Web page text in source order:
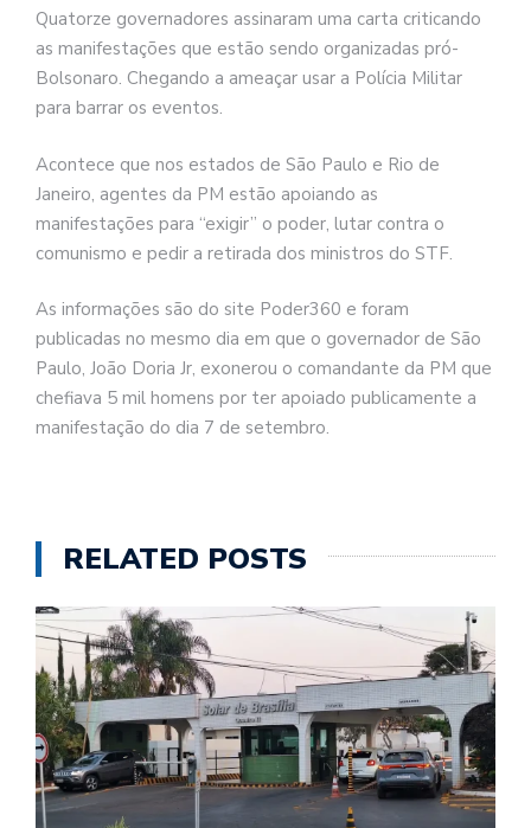
Quatorze governadores assinaram uma carta criticando
as manifestações que estão sendo organizadas pró-
Bolsonaro. Chegando a ameaçar usar a Polícia Militar
para barrar os eventos.
Acontece que nos estados de São Paulo e Rio de
Janeiro, agentes da PM estão apoiando as
manifestações para “exigir” o poder, lutar contra o
comunismo e pedir a retirada dos ministros do STF.
As informações são do site Poder360 e foram
publicadas no mesmo dia em que o governador de São
Paulo, João Doria Jr, exonerou o comandante da PM que
chefiava 5 mil homens por ter apoiado publicamente a
manifestação do dia 7 de setembro.
RELATED POSTS